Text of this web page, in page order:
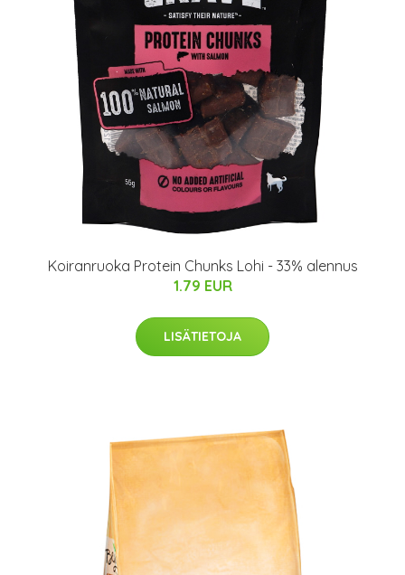
Koiranruoka Protein Chunks Lohi - 33% alennus
1.79 EUR
LISÄTIETOJA